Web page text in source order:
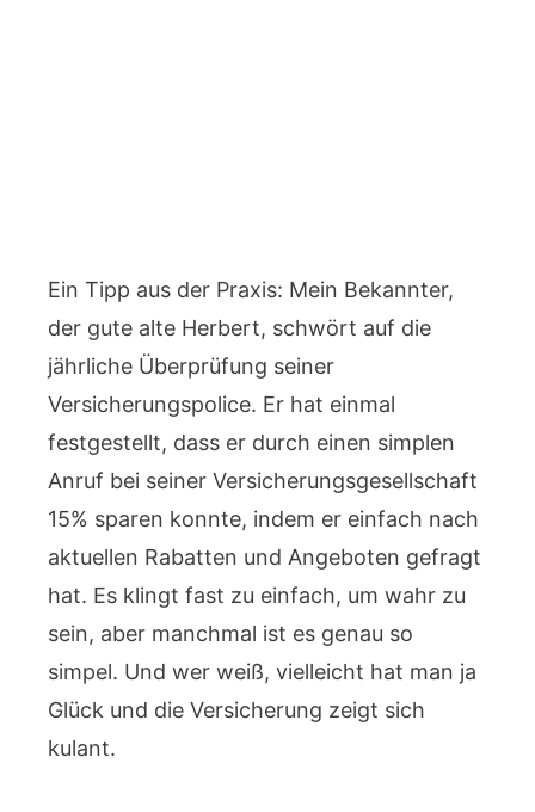
Ein Tipp aus der Praxis: Mein Bekannter,
der gute alte Herbert, schwört auf die
jährliche Überprüfung seiner
Versicherungspolice. Er hat einmal
festgestellt, dass er durch einen simplen
Anruf bei seiner Versicherungsgesellschaft
15% sparen konnte, indem er einfach nach
aktuellen Rabatten und Angeboten gefragt
hat. Es klingt fast zu einfach, um wahr zu
sein, aber manchmal ist es genau so
simpel. Und wer weiß, vielleicht hat man ja
Glück und die Versicherung zeigt sich
kulant.